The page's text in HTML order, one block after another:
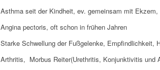
Asthma seit der Kindheit, ev. gemeinsam mit
Angina pectoris, oft schon in frühen Jahren
Starke Schwellung der Fußgelenke, Empfindlichkeit,
Arthritis, Morbus Reiter(Urethritis, Konjunktivitis und